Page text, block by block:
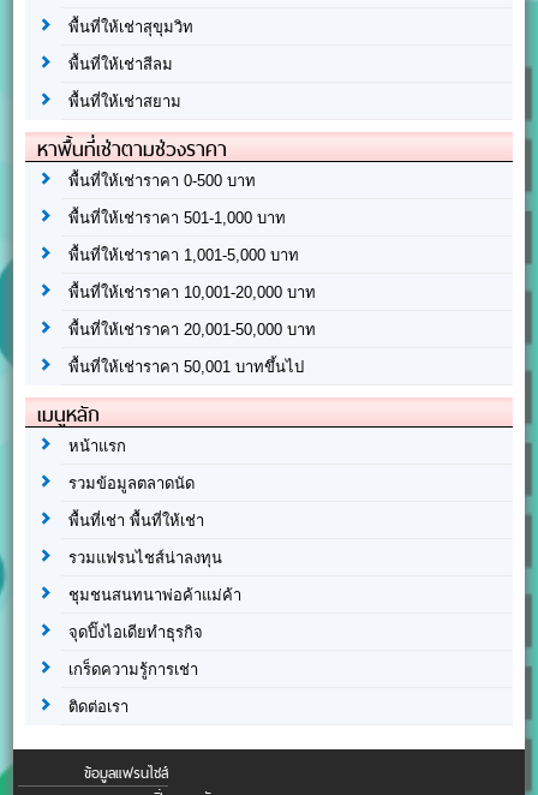
พื้นที่ให้เช่าสุขุมวิท
พื้นที่ให้เช่าสีลม
พื้นที่ให้เช่าสยาม
หาพื้นที่เช่าตามช่วงราคา
พื้นที่ให้เช่าราคา 0-500 บาท
พื้นที่ให้เช่าราคา 501-1,000 บาท
พื้นที่ให้เช่าราคา 1,001-5,000 บาท
พื้นที่ให้เช่าราคา 10,001-20,000 บาท
พื้นที่ให้เช่าราคา 20,001-50,000 บาท
พื้นที่ให้เช่าราคา 50,001 บาทขึ้นไป
เมนูหลัก
หน้าแรก
รวมข้อมูลตลาดนัด
พื้นที่เช่า พื้นที่ให้เช่า
รวมแฟรนไชส์น่าลงทุน
ชุมชนสนทนาพ่อค้าแม่ค้า
จุดปิ๊งไอเดียทำธุรกิจ
เกร็ดความรู้การเช่า
ติดต่อเรา
ข้อมูลแฟรนไชส์